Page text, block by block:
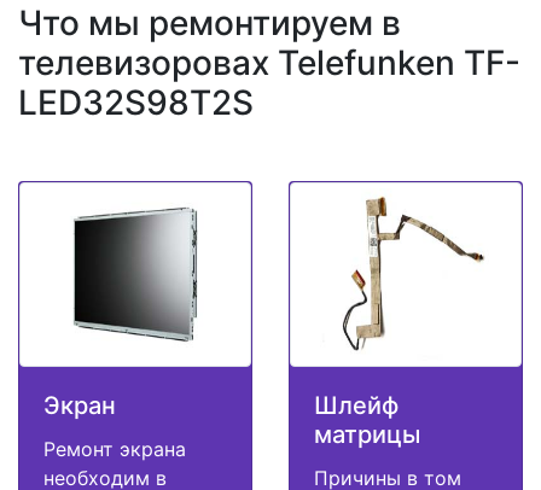
Что мы ремонтируем в
телевизоровах Telefunken TF-
LED32S98T2S
Экран
Ремонт экрана
необходим в
Шлейф
матрицы
Причины в том